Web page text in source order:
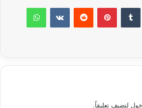
لينكدإن بينتيريست
لتضيف تعليقاً.